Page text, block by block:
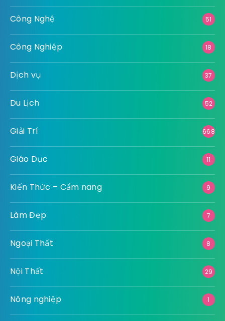
Công Nghệ 51
Công Nghiệp 18
Dịch vụ 37
Du Lịch 52
Giải Trí 668
Giáo Dục 11
Kiến Thức – Cẩm nang 9
Làm Đẹp 7
Ngoại Thất 8
Nội Thất 29
Nông nghiệp 1